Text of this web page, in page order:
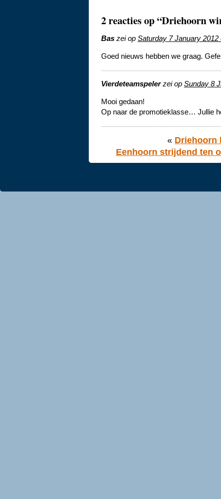
2 reacties op “Driehoorn
Bas zei op Saturday 7 January 2012
Goed nieuws hebben we graag.
Vierdeteamspelerzei op Sunday 8
Mooi gedaan!
Op naar de promotieklasse… Jullie
« Driehoorn
Eenhoorn strijdend ten